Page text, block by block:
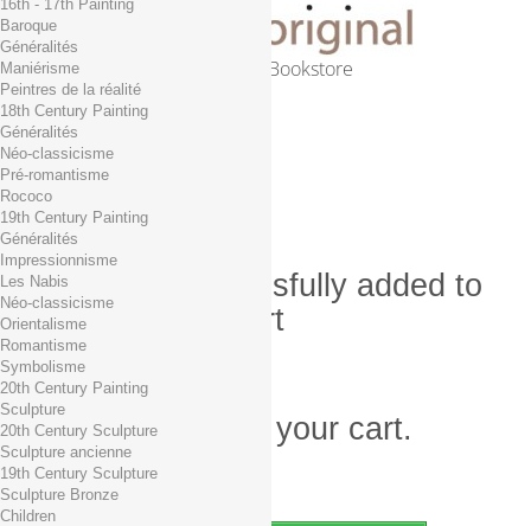
Online Art Bookstore
Cart (empty)
No products
Free shipping!
0,00 € Total
Check out
Product successfully added to
your shopping cart
Quantity
Total
There is 1 item in your cart.
Total products (tax incl.)
Total shipping TTC
Total (tax incl.)
16th - 17th Painting
Baroque
Généralités
Maniérisme
Peintres de la réalité
18th Century Painting
Généralités
Néo-classicisme
Pré-romantisme
Rococo
19th Century Painting
Généralités
Impressionnisme
Les Nabis
Néo-classicisme
Orientalisme
Romantisme
Symbolisme
20th Century Painting
Sculpture
20th Century Sculpture
Sculpture ancienne
19th Century Sculpture
Sculpture Bronze
Children